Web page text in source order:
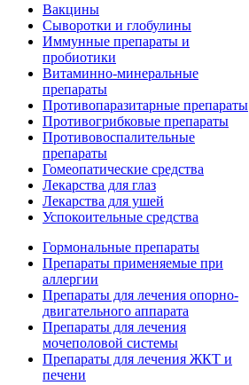
Вакцины
Сыворотки и глобулины
Иммунные препараты и
пробиотики
Витаминно-минеральные
препараты
Противопаразитарные препараты
Противогрибковые препараты
Противовоспалительные
препараты
Гомеопатические средства
Лекарства для глаз
Лекарства для ушей
Успокоительные средства
Гормональные препараты
Препараты применяемые при
аллергии
Препараты для лечения опорно-
двигательного аппарата
Препараты для лечения
мочеполовой системы
Препараты для лечения ЖКТ и
печени